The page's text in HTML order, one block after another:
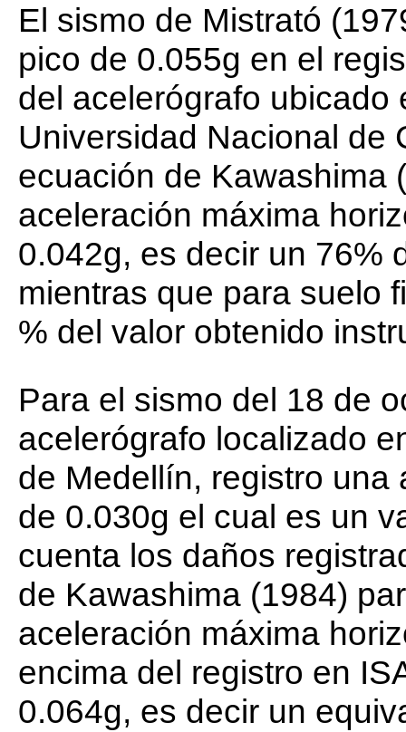
El sismo de Mistrató
pico de 0.055g en el
del acelerógrafo ubicado
Universidad Nacional de
ecuación de Kawashima
aceleración máxima
0.042g, es decir un 76%
mientras que para suelo
% del valor obtenido
Para el sismo del 18 de
acelerógrafo localizado
de Medellín, registro una
de 0.030g el cual es un
cuenta los daños
de Kawashima (1984)
aceleración máxima
encima del registro en
0.064g, es decir un